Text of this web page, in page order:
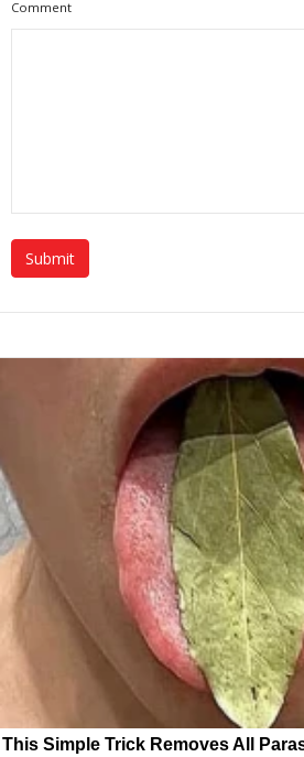
Comment
This Simple Trick Removes All